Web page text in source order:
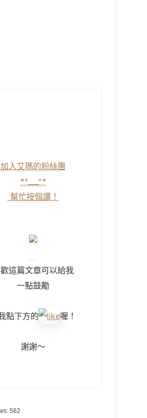
加入艾瑪的粉絲團
*^___^*
幫忙按個讚！
這篇文章可以給我
一點鼓勵
點下方的 喔！
謝謝～
562